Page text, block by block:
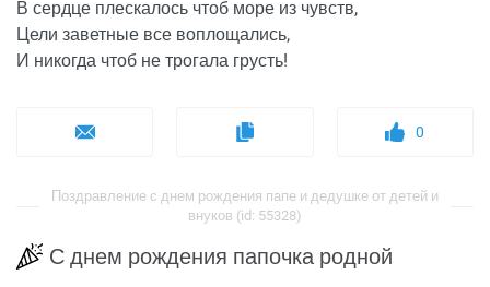
В сердце плескалось чтоб море из чувств,
Цели заветные все воплощались,
И никогда чтоб не трогала грусть!
0
Поздравление с днем рождения папе и дедушке от детей и
внуков (id: 55328)
С днем рождения папочка родной